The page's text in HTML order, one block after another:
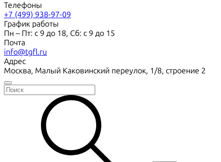
Телефоны
+7 (499) 938-97-09
График работы
Пн – Пт: с 9 до 18, Сб: с 9 до 15
Почта
info@tgfl.ru
Адрес
Москва, Малый Каковинский переулок, 1/8, строение 2